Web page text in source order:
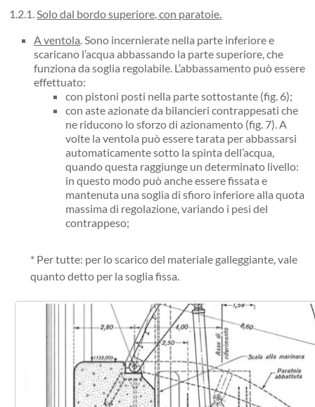
1.2.1.Solo dal bordo superiore, con paratoie.
A ventola. Sono incernierate nella parte inferiore e
scaricano l’acqua abbassando la parte superiore, che
funziona da soglia regolabile. L’abbassamento può essere
effettuato:
con pistoni posti nella parte sottostante (fig. 6);
con aste azionate da bilancieri contrappesati che
ne riducono lo sforzo di azionamento (fig. 7). A
volte la ventola può essere tarata per abbassarsi
automaticamente sotto la spinta dell’acqua,
quando questa raggiunge un determinato livello:
in questo modo può anche essere fissata e
mantenuta una soglia di sfioro inferiore alla quota
massima di regolazione, variando i pesi del
contrappeso;
* Per tutte: per lo scarico del materiale galleggiante, vale
quanto detto per la soglia fissa.